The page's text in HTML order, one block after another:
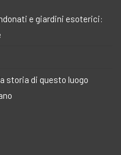
e giardini esoterici:
storia di questo luogo